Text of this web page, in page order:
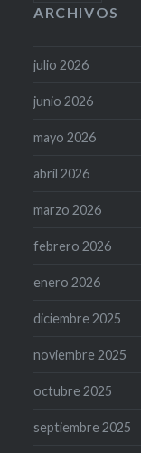
ARCHIVOS
julio 2026
junio 2026
mayo 2026
abril 2026
marzo 2026
febrero 2026
enero 2026
diciembre 2025
noviembre 2025
octubre 2025
septiembre 2025